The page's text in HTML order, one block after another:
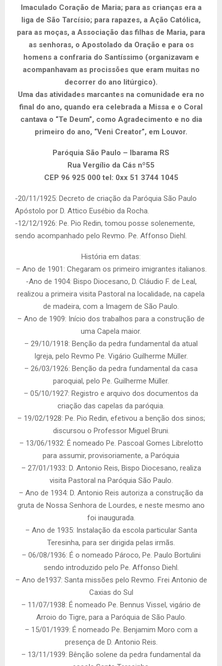
Imaculado Coração de Maria; para as crianças era a
liga de São Tarcísio; para rapazes, a Ação Católica,
para as moças, a Associação das filhas de Maria, para
as senhoras, o Apostolado da Oração e para os
homens a confraria do Santíssimo (organizavam e
acompanhavam as procissões que eram muitas no
decorrer do ano litúrgico).
Uma das atividades marcantes na comunidade era no
final do ano, quando era celebrada a Missa e o Coral
cantava o “Te Deum”, como Agradecimento e no dia
primeiro do ano, “Veni Creator”, em Louvor.
Paróquia São Paulo – Ibarama RS
Rua Vergílio da Cás nº55
CEP 96 925 000 tel: 0xx 51 3744 1045
-20/11/1925: Decreto de criação da Paróquia São Paulo
Apóstolo por D. Attico Eusébio da Rocha.
-12/12/1926: Pe. Pio Redin, tomou posse solenemente,
sendo acompanhado pelo Revmo. Pe. Affonso Diehl.
História em datas:
– Ano de 1901: Chegaram os primeiro imigrantes italianos.
-Ano de 1904: Bispo Diocesano, D. Cláudio F. de Leal,
realizou a primeira visita Pastoral na localidade, na capela
de madeira, com a Imagem de São Paulo.
– Ano de 1909: Início dos trabalhos para a construção de
uma Capela maior.
– 29/10/1918: Benção da pedra fundamental da atual
Igreja, pelo Revmo Pe. Vigário Guilherme Müller.
– 26/03/1926: Benção da pedra fundamental da casa
paroquial, pelo Pe. Guilherme Müller.
– 05/10/1927: Registro e arquivo dos documentos da
criação das capelas da paróquia.
– 19/02/1928: Pe. Pio Redin, efetivou a benção dos sinos;
discursou o Professor Miguel Bruni.
– 13/06/1932: É nomeado Pe. Pascoal Gomes Librelotto
para assumir, provisoriamente, a Paróquia
– 27/01/1933: D. Antonio Reis, Bispo Diocesano, realiza
visita Pastoral na Paróquia São Paulo.
– Ano de 1934: D. Antonio Reis autoriza a construção da
gruta de Nossa Senhora de Lourdes, e neste mesmo ano
foi inaugurada.
– Ano de 1935: Instalação da escola particular Santa
Teresinha, para ser dirigida pelas irmãs.
– 06/08/1936: É o nomeado Pároco, Pe. Paulo Bortulini
sendo introduzido pelo Pe. Affonso Diehl.
– Ano de1937: Santa missões pelo Revmo. Frei Antonio de
Caxias do Sul
– 11/07/1938: É nomeado Pe. Bennus Vissel, vigário de
Arroio do Tigre, para a Paróquia de São Paulo.
– 15/01/1939: É nomeado Pe. Benjamim Moro com a
presença de D. Antonio Reis.
– 13/11/1939: Bênção solene da pedra fundamental da